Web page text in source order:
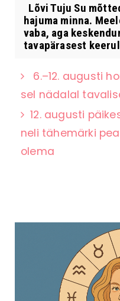
Lõvi Tuju Su
hajuma minna.
vaba, aga
tavapärasest
6.–12. augusti
sel nädalal
12. augusti
neli tähemärki
olema